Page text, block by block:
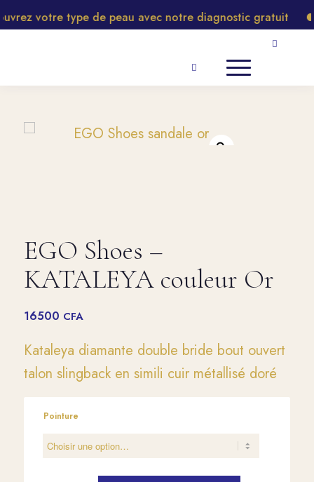
votre type de peau avec notre diagnostic gratuit
EGO Shoes –
KATALEYA couleur Or
16500 CFA
Kataleya diamante double bride bout ouvert
talon slingback en simili cuir métallisé doré
Pointure